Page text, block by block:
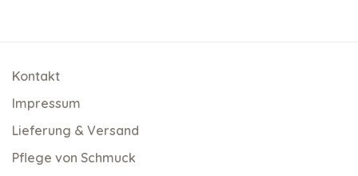
Kontakt
Impressum
Lieferung & Versand
Pflege von Schmuck